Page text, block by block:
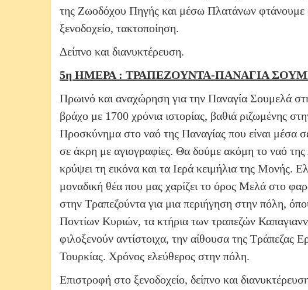
της Ζωοδόχου Πηγής και μέσω Πλατάνων φτάνουμε
ξενοδοχείο, τακτοποίηση.
Δείπνο και διανυκτέρευση.
5η ΗΜΕΡΑ : ΤΡΑΠΕΖΟΥΝΤΑ-ΠΑΝΑΓΙΑ
Πρωινό και αναχώρηση για την Παναγία Σουμελά
βράχο με 1700 χρόνια ιστορίας, βαθιά ριζωμένης
Προσκύνημα στο ναό της Παναγίας που είναι μέσα
σε άκρη με αγιογραφίες. Θα δούμε ακόμη το ναό
κρύψει τη εικόνα και τα Ιερά κειμήλια της Μονής.
μοναδική θέα που μας χαρίζει το όρος Μελά στο
στην Τραπεζούντα για μια περιήγηση στην πόλη,
Ποντίων Κυριών, τα κτήρια των τραπεζών
φιλοξενούν αντίστοιχα, την αίθουσα της Τράπεζας
Τουρκίας. Χρόνος ελεύθερος στην πόλη.
Επιστροφή στο ξενοδοχείο, δείπνο και